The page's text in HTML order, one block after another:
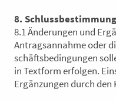
8.
8.1 Änderungen und
Antragsannahme oder
schäftsbedingungen
in Textform erfolgen.
Ergänzungen durch